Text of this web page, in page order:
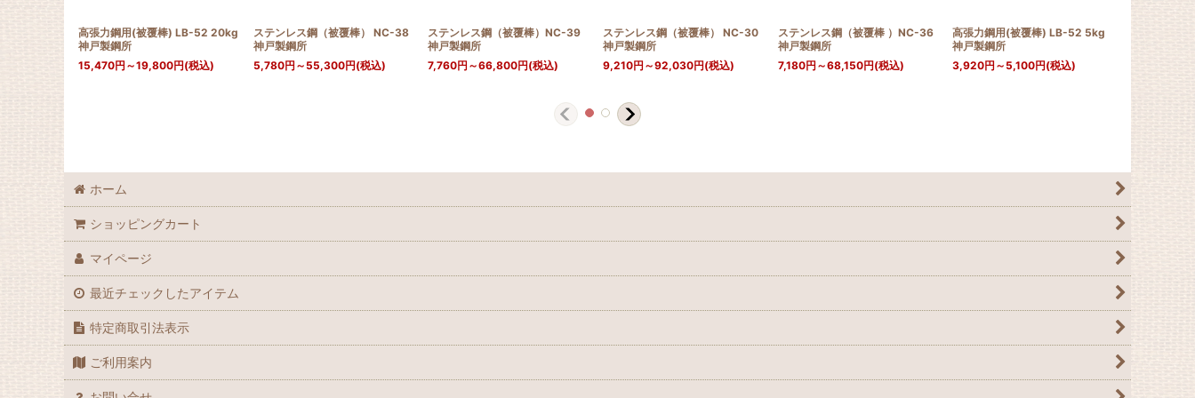
高張力鋼用(被覆棒) LB-52 20kg
神戸製鋼所
15,470円 ～19,800円(税込)
ステンレス鋼（被覆棒） NC-38
神戸製鋼所
5,780円 ～55,300円(税込)
ステンレス鋼（被覆棒）NC-39
神戸製鋼所
7,760円 ～66,800円(税込)
ステンレス鋼（被覆棒） NC-30
神戸製鋼所
9,210円 ～92,030円(税込)
ステンレス鋼（被覆棒 ）NC-36
神戸製鋼所
7,180円 ～68,150円(税込)
高張力鋼用(被覆棒) LB-52 5kg
神戸製鋼所
3,920円 ～5,100円(税込)
ホーム
ショッピングカート
マイページ
最近チェックしたアイテム
特定商取引法表示
ご利用案内